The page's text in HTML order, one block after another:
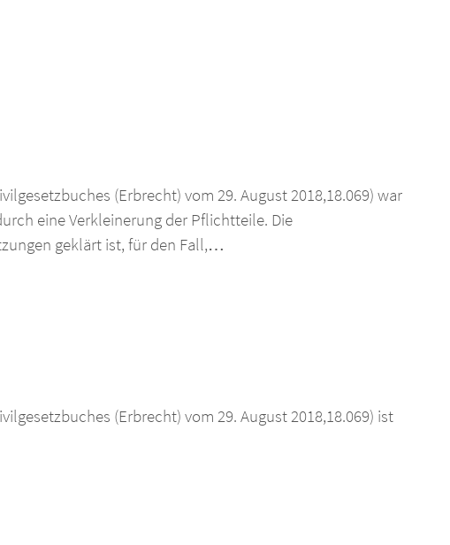
(Erbrecht) vom 29. August 2018,18.069) war
eine Verkleinerung der Pflichtteile. Die
geklärt ist, für den Fall,…
(Erbrecht) vom 29. August 2018,18.069) ist